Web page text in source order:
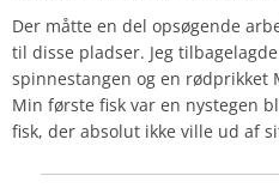
Der måtte en del opsøgende
til disse pladser. Jeg
spinnestangen og en rødprikket
Min første fisk var en nystegen
fisk, der absolut ikke ville ud af